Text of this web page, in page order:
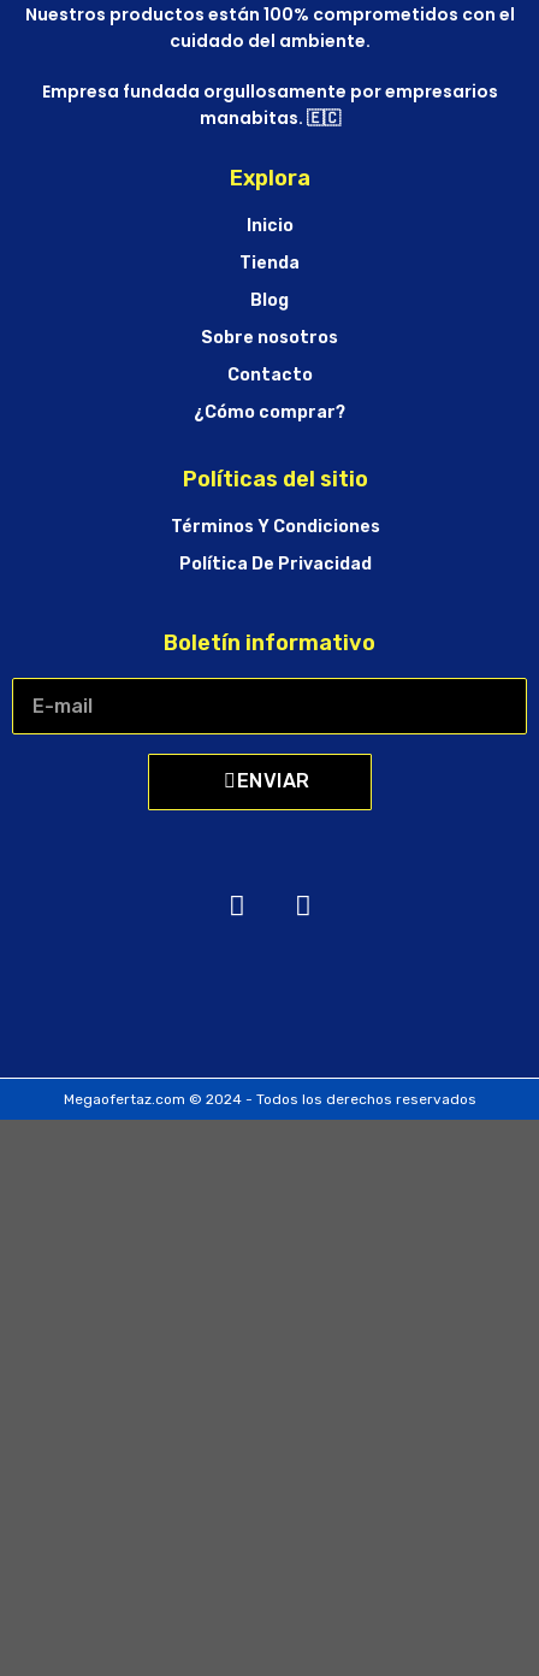
Nuestros productos están 100% comprometidos con el
cuidado del ambiente.
Empresa fundada orgullosamente por empresarios
manabitas. 🇪🇨
Explora
Inicio
Tienda
Blog
Sobre nosotros
Contacto
¿Cómo comprar?
Políticas del sitio
Términos Y Condiciones
Política De Privacidad
Boletín informativo
ENVIAR
Megaofertaz.com © 2024 - Todos los derechos reservados